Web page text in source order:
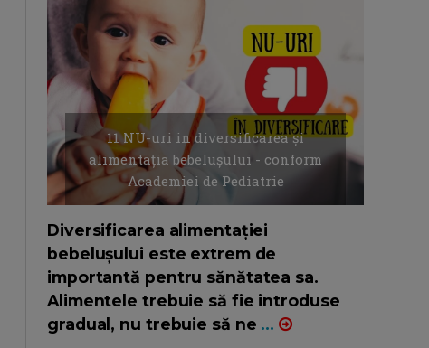
11 NU-uri in diversificarea și
alimentația bebelușului - conform
Academiei de Pediatrie
Diversificarea alimentației
bebelușului este extrem de
importantă pentru sănătatea sa.
Alimentele trebuie să fie introduse
gradual, nu trebuie să ne ...